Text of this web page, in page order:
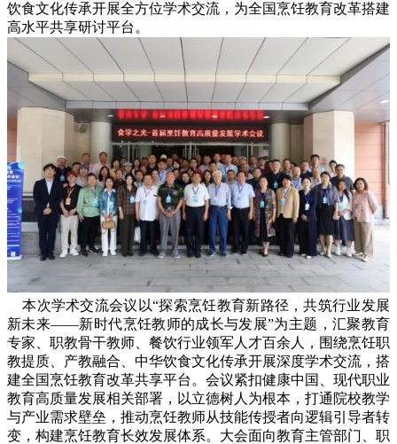
饮食文化传承开展全方位学术交流，为全国烹饪教育改革搭建
高水平共享研讨平台。
本次学术交流会议以“探索烹饪教育新路径，共筑行业发展
新未来——新时代烹饪教师的成长与发展”为主题，汇聚教育
专家、职教骨干教师、餐饮行业领军人才百余人，围绕烹饪职
教提质、产教融合、中华饮食文化传承开展深度学术交流，搭
建全国烹饪教育改革共享平台。会议紧扣健康中国、现代职业
教育高质量发展相关部署，以立德树人为根本，打通院校教学
与产业需求壁垒，推动烹饪教师从技能传授者向逻辑引导者转
变，构建烹饪教育长效发展体系。大会面向教育主管部门、职